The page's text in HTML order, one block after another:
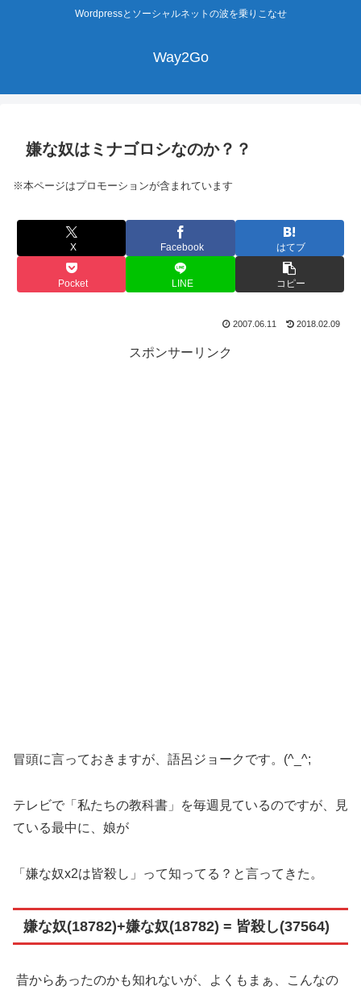
Wordpressとソーシャルネットの波を乗りこなせ
Way2Go
嫌な奴はミナゴロシなのか？？
※本ページはプロモーションが含まれています
X Facebook はてブ
Pocket LINE コピー
2007.06.11 2018.02.09
スポンサーリンク
冒頭に言っておきますが、語呂ジョークです。(^_^;
テレビで「私たちの教科書」を毎週見ているのですが、見
ている最中に、娘が
「嫌な奴x2は皆殺し」って知ってる？と言ってきた。
嫌な奴(18782)+嫌な奴(18782) = 皆殺し(37564)
昔からあったのかも知れないが、よくもまぁ、こんなの